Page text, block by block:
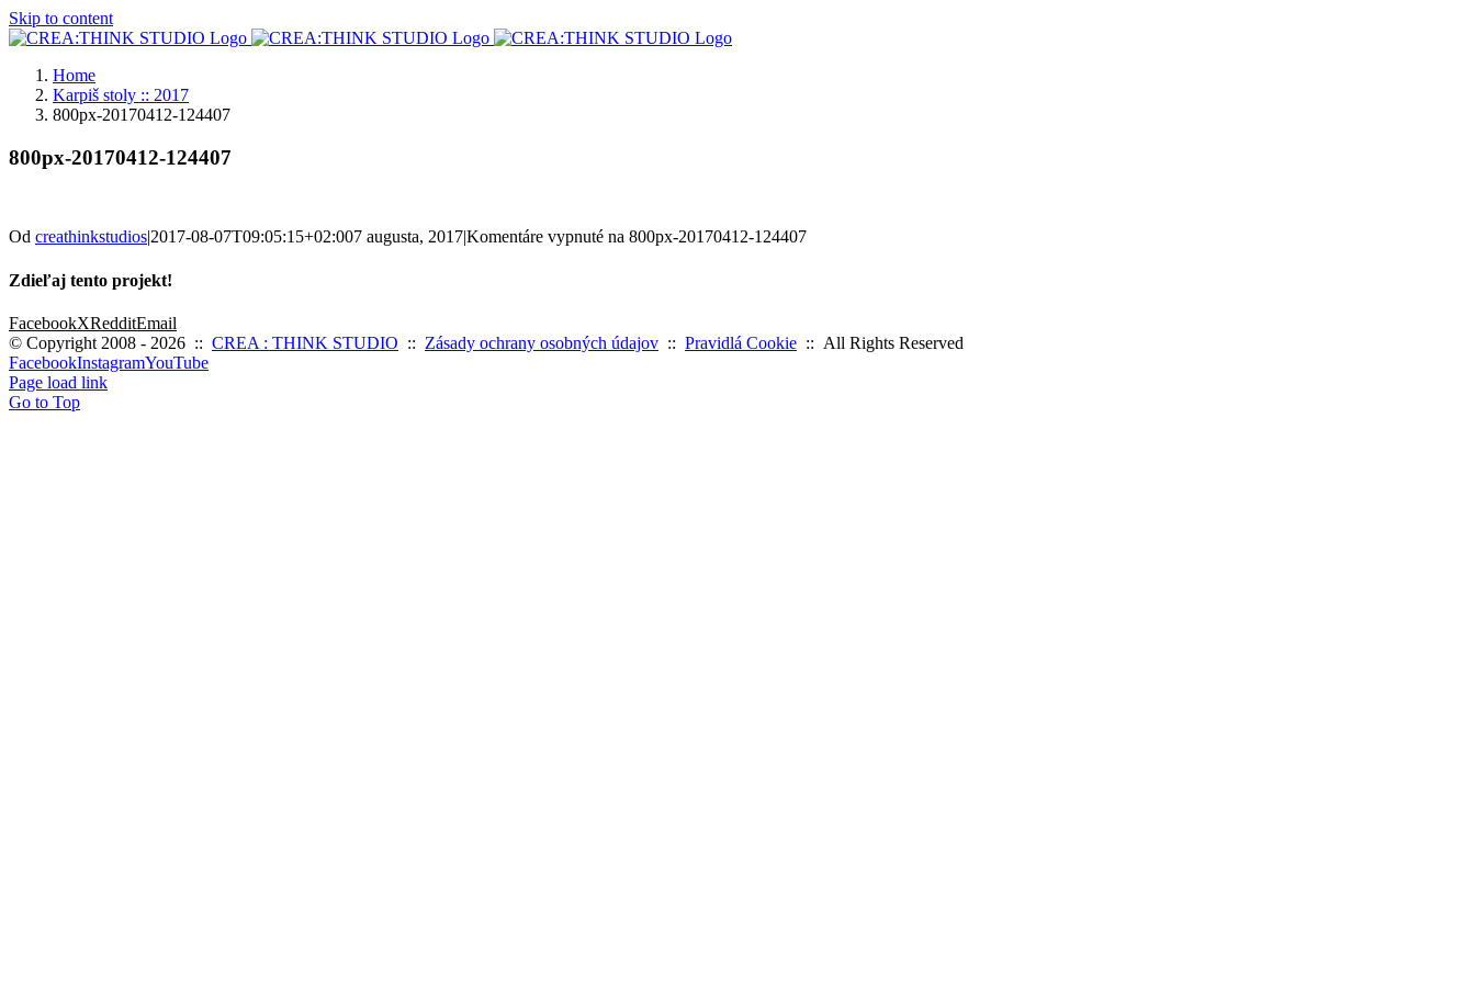
Skip to content
Home
Karpiš stoly :: 2017
800px-20170412-124407
800px-20170412-124407
Od creathinkstudios|2017-08-07T09:05:15+02:007 augusta, 2017|Komentáre vypnuté na 800px-20170412-124407
Zdieľaj tento projekt!
FacebookXRedditEmail
© Copyright 2008 - 2026 :: CREA : THINK STUDIO :: Zásady ochrany osobných údajov :: Pravidlá Cookie :: All Rights Reserved
FacebookInstagramYouTube
Page load link
Go to Top